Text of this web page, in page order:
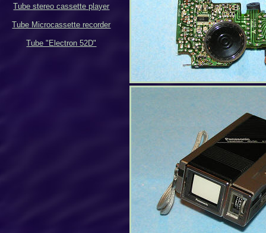
Tube stereo cassette player
Tube Microcassette recorder
Tube "Electron 52D"